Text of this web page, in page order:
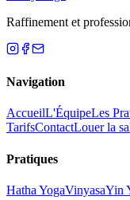
Raffinement et
Navigation
AccueilL'ÉquipeLes
TarifsContactLouer la
Pratiques
Hatha YogaVinyasaYin